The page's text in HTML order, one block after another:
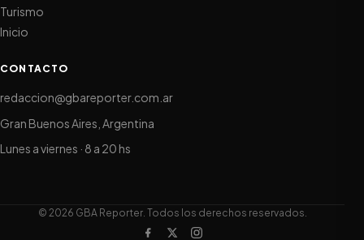
Turismo
Inicio
CONTACTO
redaccion@gbareporter.com.ar
Gran Buenos Aires, Argentina
Lunes a viernes · 8 a 20 hs
© 2026 GBA Reporter. Todos los derechos reservados.